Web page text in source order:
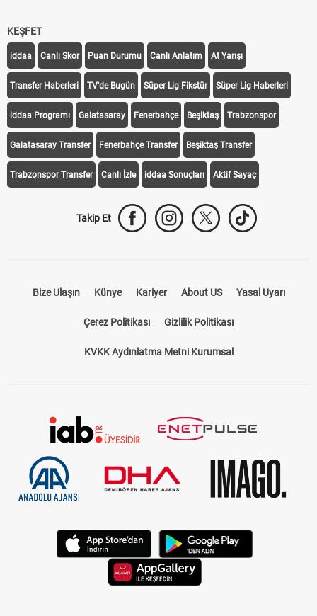
KEŞFET
iddaa Canlı Skor Puan Durumu Canlı Anlatım At Yarışı
Transfer Haberleri TV'de Bugün Süper Lig Fikstür Süper Lig Haberleri
iddaa Programı Galatasaray Fenerbahçe Beşiktaş Trabzonspor
Galatasaray Transfer Fenerbahçe Transfer Beşiktaş Transfer
Trabzonspor Transfer Canlı İzle iddaa Sonuçları Aktif Sayaç
Takip Et
Bize Ulaşın Künye Kariyer About US Yasal Uyarı
Çerez Politikası Gizlilik Politikası
KVKK Aydınlatma Metni Kurumsal